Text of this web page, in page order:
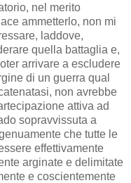
nel merito
ammetterlo, non mi
laddove,
quella battaglia e,
arrivare a escludere
di un guerra qual
non avrebbe
attiva ad
sopravvissuta a
che tutte le
effettivamente
arginate e delimitate
e coscientemente